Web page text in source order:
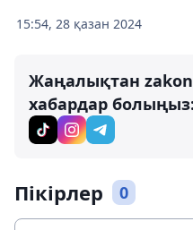
15:54, 28 қазан 2024
Жаңалықтан
хабардар болыңыз:
Пікірлер 0